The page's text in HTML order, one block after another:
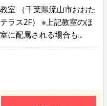
室 （千葉県流山市おおた
ラス2F） ※上記教室のほ
に配属される場合も...